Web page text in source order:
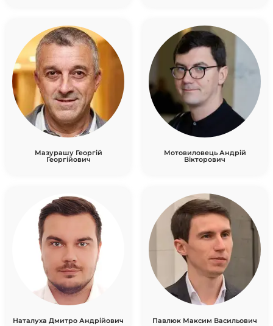
Мазурашу Георгій
Георгійович
Мотовиловець Андрій
Вікторович
Наталуха Дмитро Андрійович Павлюк Максим Васильович